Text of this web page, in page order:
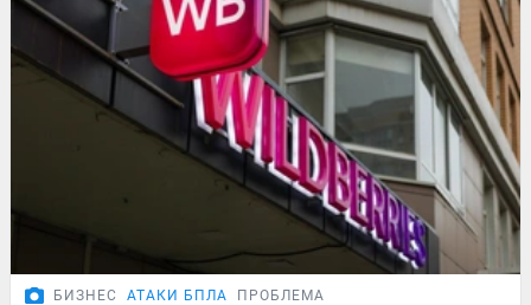
БИЗНЕС АТАКИ БПЛА ПРОБЛЕМА